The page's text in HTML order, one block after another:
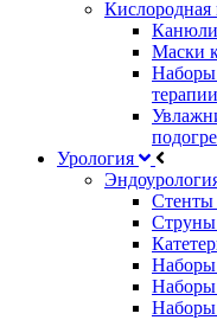
Кислородная
Маски
Наборы
терапии
Урология
Стенты
Струны
Наборы
Наборы
Наборы